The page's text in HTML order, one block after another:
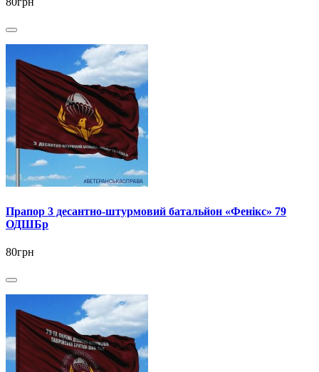
Прапор 3 десантно-штурмовий батальйон «Фенікс» 79
ОДШБр
80грн